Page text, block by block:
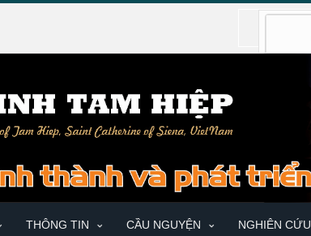
THÔNG TIN CẦU NGUYỆN NGHIÊN CỨU